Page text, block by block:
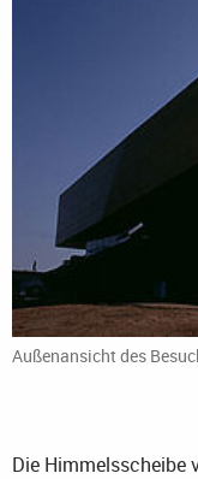
Außenansicht des
Die Himmelsscheibe